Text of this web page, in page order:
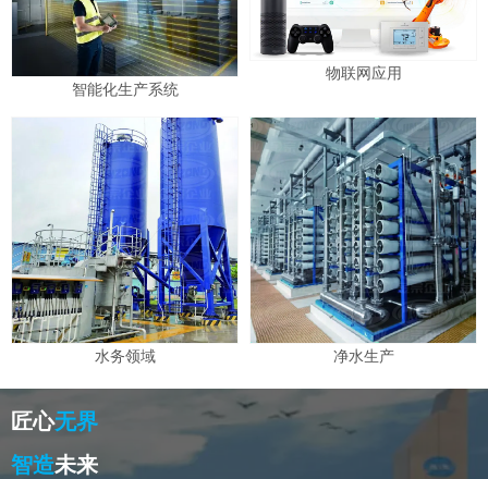
智能化生产系统
物联网应用
水务领域 净水生产
匠心无界
智造未来